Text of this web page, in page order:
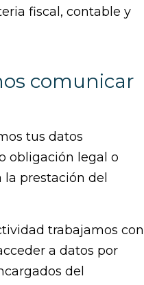
fiscal, contable y
comunicar
tus datos
obligación legal o
prestación del
trabajamos con
a datos por
del